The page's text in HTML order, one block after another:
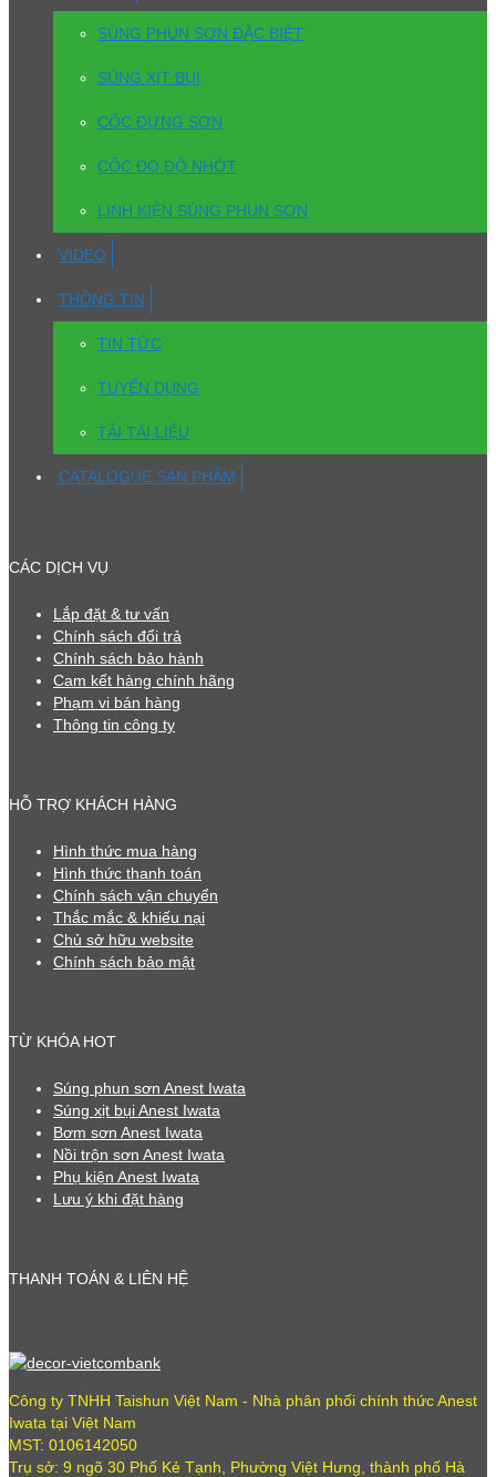
SÚNG PHUN SƠN ĐẶC BIỆT
SÚNG XỊT BỤI
CỐC ĐỰNG SƠN
CỐC ĐO ĐỘ NHỚT
LINH KIỆN SÚNG PHUN SƠN
VIDEO
THÔNG TIN
TIN TỨC
TUYỂN DỤNG
TẢI TÀI LIỆU
CATALOGUE SẢN PHẨM
CÁC DỊCH VỤ
Lắp đặt & tư vấn
Chính sách đổi trả
Chính sách bảo hành
Cam kết hàng chính hãng
Phạm vi bán hàng
Thông tin công ty
HỖ TRỢ KHÁCH HÀNG
Hình thức mua hàng
Hình thức thanh toán
Chính sách vận chuyển
Thắc mắc & khiếu nại
Chủ sở hữu website
Chính sách bảo mật
TỪ KHÓA HOT
Súng phun sơn Anest Iwata
Súng xịt bụi Anest Iwata
Bơm sơn Anest Iwata
Nồi trộn sơn Anest Iwata
Phụ kiện Anest Iwata
Lưu ý khi đặt hàng
THANH TOÁN & LIÊN HỆ
Công ty TNHH Taishun Việt Nam - Nhà phân phối chính thức Anest
Iwata tại Việt Nam
MST: 0106142050
Trụ sở: 9 ngõ 30 Phố Kẻ Tạnh, Phường Việt Hưng, thành phố Hà